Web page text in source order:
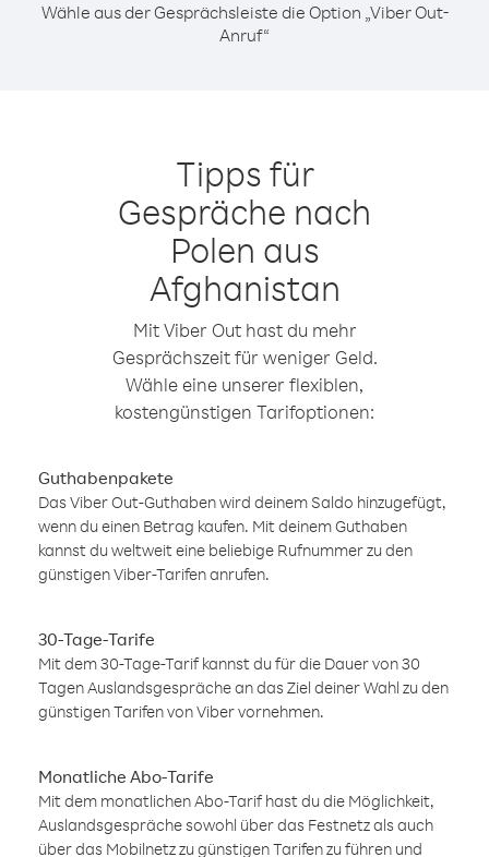
Wähle aus der Gesprächsleiste die Option „Viber Out-
Anruf“
Tipps für
Gespräche nach
Polen aus
Afghanistan
Mit Viber Out hast du mehr
Gesprächszeit für weniger Geld.
Wähle eine unserer flexiblen,
kostengünstigen Tarifoptionen:
Guthabenpakete
Das Viber Out-Guthaben wird deinem Saldo hinzugefügt,
wenn du einen Betrag kaufen. Mit deinem Guthaben
kannst du weltweit eine beliebige Rufnummer zu den
günstigen Viber-Tarifen anrufen.
30-Tage-Tarife
Mit dem 30-Tage-Tarif kannst du für die Dauer von 30
Tagen Auslandsgespräche an das Ziel deiner Wahl zu den
günstigen Tarifen von Viber vornehmen.
Monatliche Abo-Tarife
Mit dem monatlichen Abo-Tarif hast du die Möglichkeit,
Auslandsgespräche sowohl über das Festnetz als auch
über das Mobilnetz zu günstigen Tarifen zu führen und